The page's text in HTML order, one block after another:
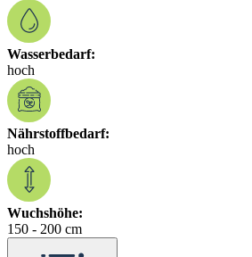
Wasserbedarf:
hoch
Nährstoffbedarf:
hoch
Wuchshöhe:
150 - 200 cm